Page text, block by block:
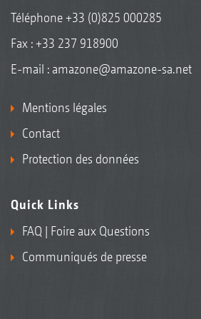
Téléphone+33 (0)825 000285
Fax : +33 237 918900
E-mail : amazone@amazone-sa.net
Mentions légales
Contact
Protection des données
Quick Links
FAQ | Foire aux Questions
Communiqués de presse